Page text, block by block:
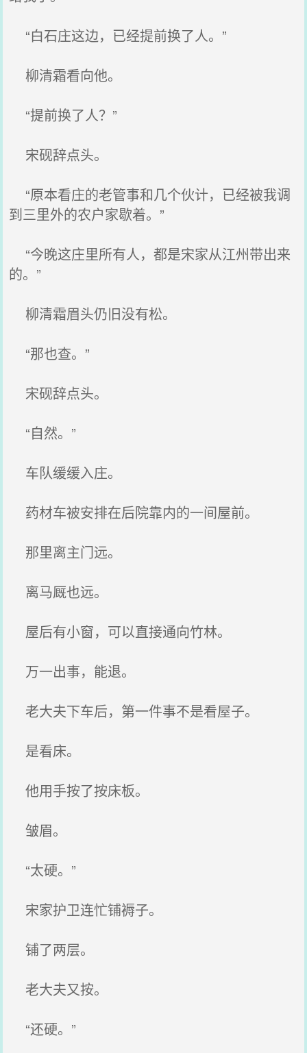
“白石庄这边，已经提前换了人。”
柳清霜看向他。
“提前换了人？”
宋砚辞点头。
“原本看庄的老管事和几个伙计，已经被我调
到三里外的农户家歇着。”
“今晚这庄里所有人，都是宋家从江州带出来
的。”
柳清霜眉头仍旧没有松。
“那也查。”
宋砚辞点头。
“自然。”
车队缓缓入庄。
药材车被安排在后院靠内的一间屋前。
那里离主门远。
离马厩也远。
屋后有小窗，可以直接通向竹林。
万一出事，能退。
老大夫下车后，第一件事不是看屋子。
是看床。
他用手按了按床板。
皱眉。
“太硬。”
宋家护卫连忙铺褥子。
铺了两层。
老大夫又按。
“还硬。”